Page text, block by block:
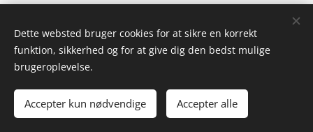
Rudersdal Psykiatri
Røjelskær 15, 3., 2840 Holte
Dette websted bruger cookies for at sikre en korrekt
funktion, sikkerhed og for at give dig den bedst mulige
brugeroplevelse.
Accepter kun nødvendige Accepter alle